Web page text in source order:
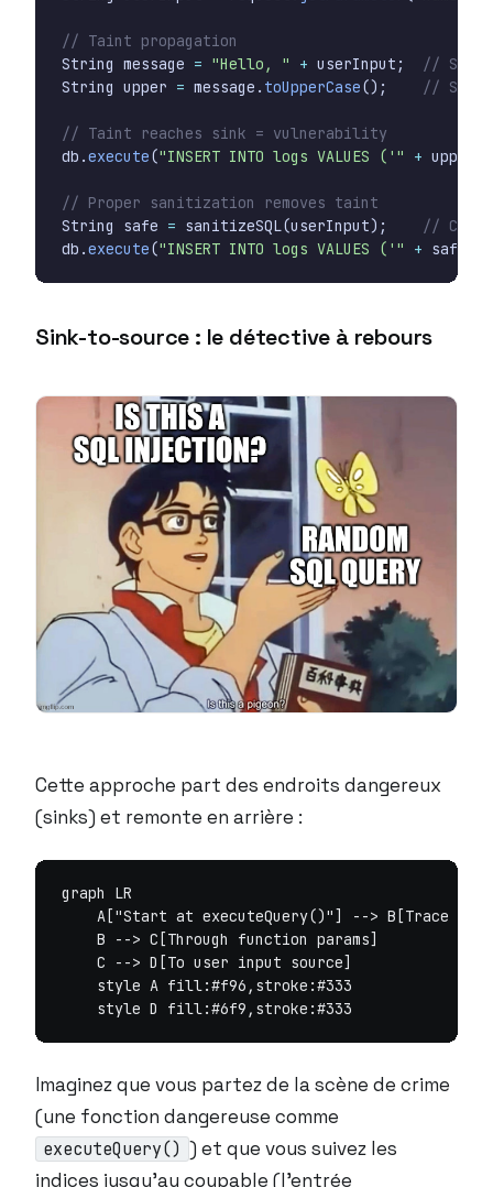
// Taint propagation
String message = "Hello, " + userInput ;
// Still
String upper = message . toUpperCase(); // Still
// Taint reaches sink = vulnerability
db .execute("INSERT INTO logs VALUES ('" + upper
// Proper sanitization removes taint
String
safe = sanitizeSQL(userInput);
//
db .execute("INSERT INTO logs VALUES ('" + safe
Sink-to-source : le détective à rebours
Cette approche part des endroits dangereux
(sinks) et remonte en arrière :
graph LR
A["Start at executeQuery()"] --> B[Trace
    B --> C[Through function params]
    C --> D[To user input source]
    style A fill:#f96,stroke:#333
Imaginez que vous partez de la scène de crime
(une fonction dangereuse comme
executeQuery() ) et que vous suivez les
indices jusqu’au coupable (l’entrée